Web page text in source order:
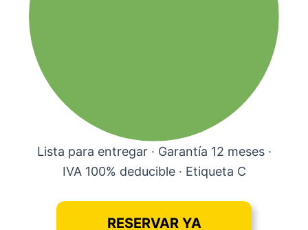
Lista para entregar · Garantía 12 meses ·
IVA 100% deducible · Etiqueta C
RESERVAR YA